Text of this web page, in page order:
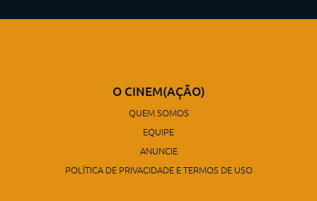
O CINEM(AÇÃO)
QUEM SOMOS
EQUIPE
ANUNCIE
POLÍTICA DE PRIVACIDADE E TERMOS DE USO